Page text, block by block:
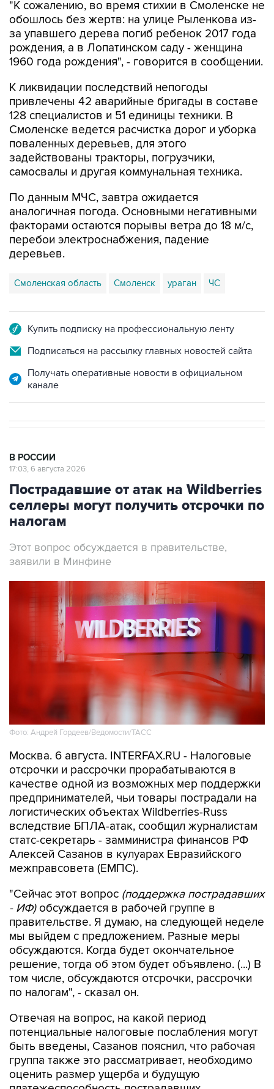
"К сожалению, во время стихии в Смоленске не
обошлось без жертв: на улице Рыленкова из-
за упавшего дерева погиб ребенок 2017 года
рождения, а в Лопатинском саду - женщина
1960 года рождения", - говорится в сообщении.
К ликвидации последствий непогоды
привлечены 42 аварийные бригады в составе
128 специалистов и 51 единицы техники. В
Смоленске ведется расчистка дорог и уборка
поваленных деревьев, для этого
задействованы тракторы, погрузчики,
самосвалы и другая коммунальная техника.
По данным МЧС, завтра ожидается
аналогичная погода. Основными негативными
факторами остаются порывы ветра до 18 м/с,
перебои электроснабжения, падение
деревьев.
Смоленская область Смоленск ураган ЧС
Купить подписку на профессиональную ленту
Подписаться на рассылку главных новостей сайта
Получать оперативные новости в официальном
канале
В РОССИИ
17:03, 6 августа 2026
Пострадавшие от атак на Wildberries
селлеры могут получить отсрочки по
налогам
Этот вопрос обсуждается в правительстве,
заявили в Минфине
Фото: Андрей Гордеев/Ведомости/ТАСС
Москва. 6 августа. INTERFAX.RU - Налоговые
отсрочки и рассрочки прорабатываются в
качестве одной из возможных мер поддержки
предпринимателей, чьи товары пострадали на
логистических объектах Wildberries-Russ
вследствие БПЛА-атак, сообщил журналистам
статс-секретарь - замминистра финансов РФ
Алексей Сазанов в кулуарах Евразийского
межправсовета (ЕМПС).
"Сейчас этот вопрос (поддержка пострадавших
- ИФ)обсуждается в рабочей группе в
правительстве. Я думаю, на следующей неделе
мы выйдем с предложением. Разные меры
обсуждаются. Когда будет окончательное
решение, тогда об этом будет объявлено. (...) В
том числе, обсуждаются отсрочки, рассрочки
по налогам", - сказал он.
Отвечая на вопрос, на какой период
потенциальные налоговые послабления могут
быть введены, Сазанов пояснил, что рабочая
группа также это рассматривает, необходимо
оценить размер ущерба и будущую